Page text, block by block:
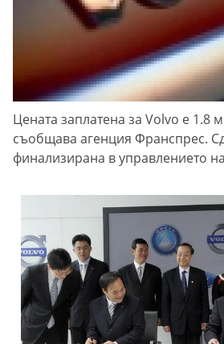
Цената заплатена за Volvo е 1.8
съобщава агенция Франспрес.
финализирана в управлението